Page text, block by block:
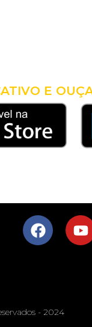
E
- 2024